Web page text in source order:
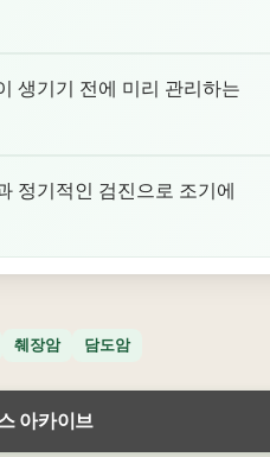
생기기 전에 미리 관리하는
정기적인 검진으로 조기에
췌장암 담도암
아카이브